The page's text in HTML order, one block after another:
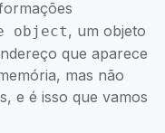
object, um objeto
que aparece
mas não
e é isso que vamos